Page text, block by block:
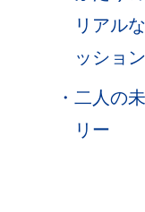
リアル
ッショ
・ 二人の
リー